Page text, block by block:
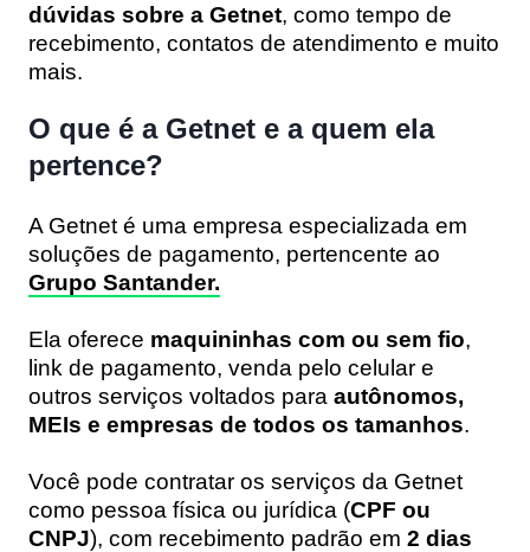
dúvidas sobre a Getnet, como tempo de
recebimento, contatos de atendimento e muito
mais.
O que é a Getnet e a quem ela
pertence?
A Getnet é uma empresa especializada em
soluções de pagamento, pertencente ao
Grupo Santander.
Ela oferece maquininhas com ou sem fio,
link de pagamento, venda pelo celular e
outros serviços voltados para autônomos,
MEIs e empresas de todos os tamanhos.
Você pode contratar os serviços da Getnet
como pessoa física ou jurídica (CPF ou
CNPJ), com recebimento padrão em 2 dias